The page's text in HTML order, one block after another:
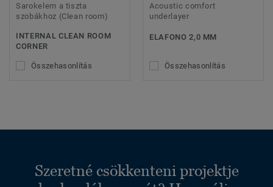
Sarokelem a tiszta
szobákhoz (Clean room)
INTERNAL CLEAN ROOM
CORNER
Összehasonlítás
Acoustic comfort
underlayer
ELAFONO 2,0 MM
Összehasonlítás
Szeretné csökkenteni projektje